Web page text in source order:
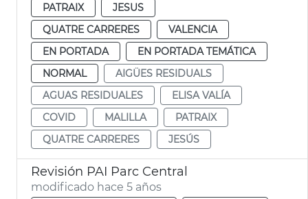
PATRAIX
JESUS
QUATRE CARRERES
VALENCIA
EN PORTADA
EN PORTADA TEMÁTICA
NORMAL
AIGÜES RESIDUALS
AGUAS RESIDUALES
ELISA VALÍA
COVID
MALILLA
PATRAIX
QUATRE CARRERES
JESÚS
Revisión PAI Parc Central
modificado hace 5 años